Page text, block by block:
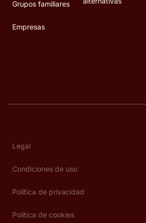
Grupos familiares
Empresas
Legal
Condiciones de uso
Política de privacidad
Política de cookies